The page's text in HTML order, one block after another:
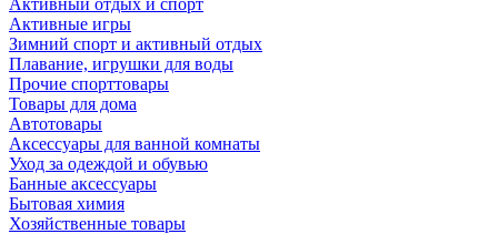
Активный отдых и спорт
Активные игры
Зимний спорт и активный отдых
Плавание, игрушки для воды
Прочие спорттовары
Товары для дома
Автотовары
Аксессуары для ванной комнаты
Уход за одеждой и обувью
Банные аксессуары
Бытовая химия
Хозяйственные товары